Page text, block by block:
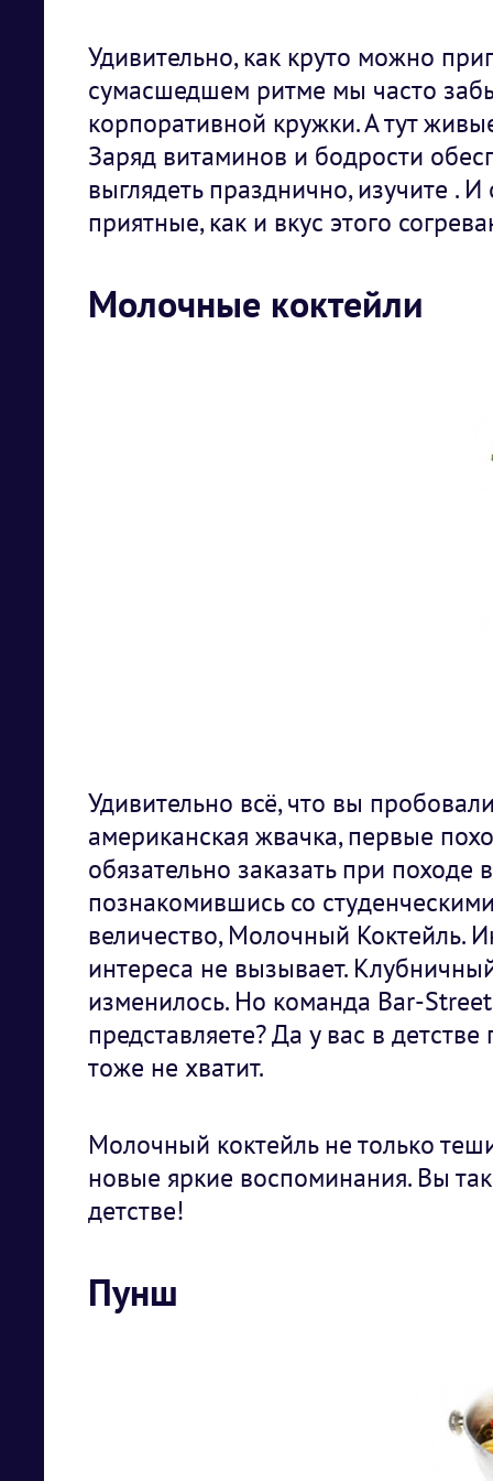
Удивительно, как круто можно
сумасшедшем ритме мы часто
корпоративной кружки. А тут
Заряд витаминов и бодрости
выглядеть празднично, изучите . И
приятные, как и вкус этого
Молочные коктейли
Удивительно всё, что вы
американская жвачка, первые
обязательно заказать при
познакомившись со
величество, Молочный Коктейль.
интереса не вызывает.
изменилось. Но команда Bar-
представляете? Да у вас в
тоже не хватит.
Молочный коктейль не только
новые яркие воспоминания. Вы
детстве!
Пунш